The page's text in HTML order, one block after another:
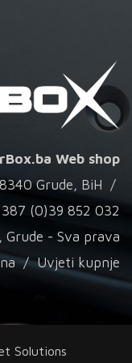
Web shop
Grude, BiH /
(0)39 852 032
- Sva prava
/Uvjeti kupnje
Solutions